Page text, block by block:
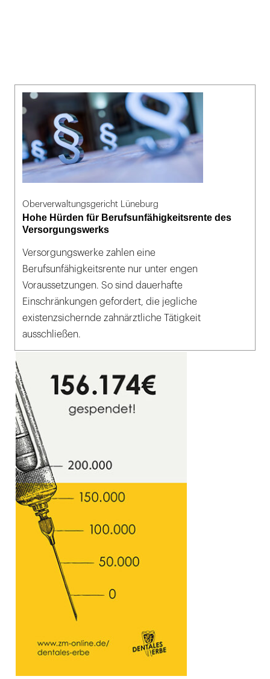
Oberverwaltungsgericht Lüneburg
Hohe Hürden für Berufsunfähigkeitsrente des
Versorgungswerks
Versorgungswerke zahlen eine
Berufsunfähigkeitsrente nur unter engen
Voraussetzungen. So sind dauerhafte
Einschränkungen gefordert, die jegliche
existenzsichernde zahnärztliche Tätigkeit
ausschließen.